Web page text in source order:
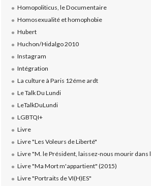
Homopoliticus, le Documentaire
Homosexualité et homophobie
Hubert
Huchon/Hidalgo 2010
Instagram
Intégration
La culture à Paris 12éme ardt
Le Talk Du Lundi
LeTalkDuLundi
LGBTQI+
Livre
Livre "Les Voleurs de Liberté"
Livre "M. le Président, laissez-nous mourir dans l
Livre "Ma Mort m'appartient" (2015)
Livre "Portraits de VI(H)ES"